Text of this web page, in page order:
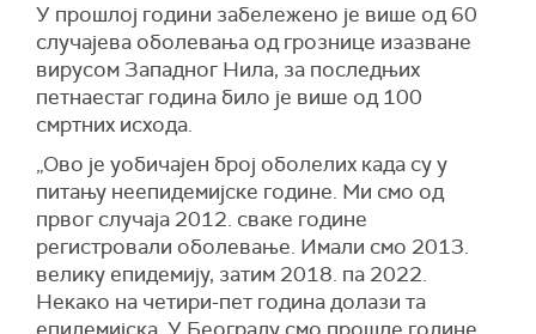
У прошлој години забележено је више од 60
случајева оболевања од грознице изазване
вирусом Западног Нила, за последњих
петнаестаг година било је више од 100
смртних исхода.
„Ово је уобичајен број оболелих када су у
питању неепидемијске године. Ми смо од
првог случаја 2012. сваке године
регистровали оболевање. Имали смо 2013.
велику епидемију, затим 2018. па 2022.
Некако на четири-пет година долази та